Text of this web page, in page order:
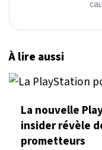
À lire aussi
La nouvelle
insider révèle
prometteurs